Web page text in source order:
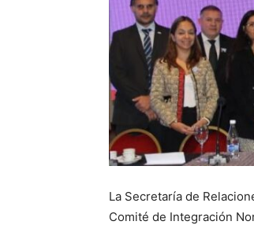
La Secretaría de
Comité de Integración